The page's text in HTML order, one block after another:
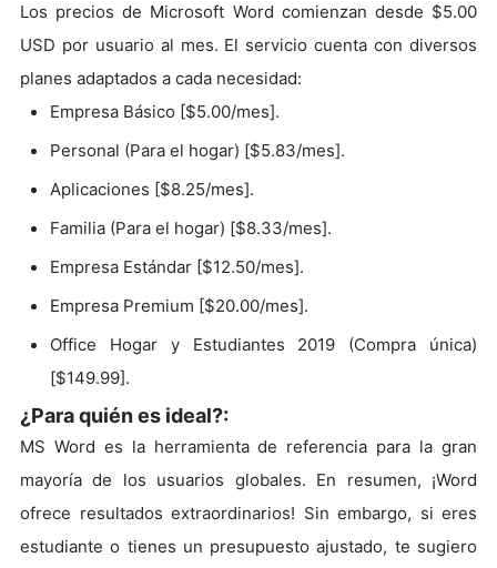
Los precios de Microsoft Word comienzan desde $5.00
USD por usuario al mes. El servicio cuenta con diversos
planes adaptados a cada necesidad:
Empresa Básico [$5.00/mes].
Personal (Para el hogar) [$5.83/mes].
Aplicaciones [$8.25/mes].
Familia (Para el hogar) [$8.33/mes].
Empresa Estándar [$12.50/mes].
Empresa Premium [$20.00/mes].
Office Hogar y Estudiantes 2019 (Compra única)
[$149.99].
¿Para quién es ideal?:
MS Word es la herramienta de referencia para la gran
mayoría de los usuarios globales. En resumen, ¡Word
ofrece resultados extraordinarios! Sin embargo, si eres
estudiante o tienes un presupuesto ajustado, te sugiero